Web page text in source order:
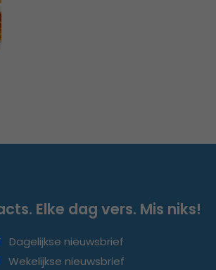
Elke dag vers. Mis niks!
Dagelijkse nieuwsbrief
Wekelijkse nieuwsbrief